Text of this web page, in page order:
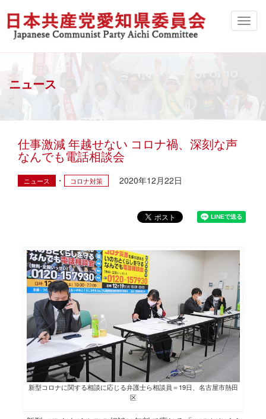
ニュース
仕事激減 年越せない コロナ禍、深刻な声
なんでも電話相談会
ニュース コロナ対策 2020年12月22日
新型コロナに関する相談に応じる弁護士ら相談員＝19日、名古屋市熱田
区